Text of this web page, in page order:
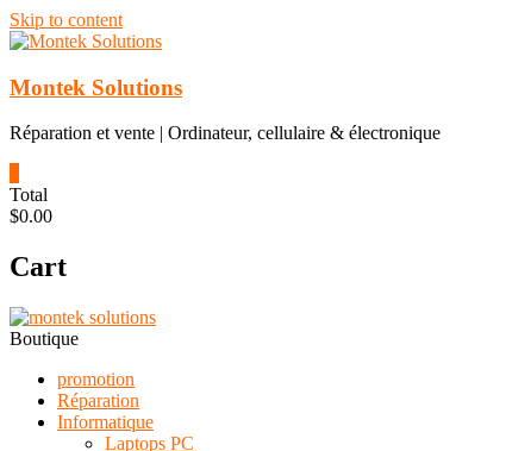
Skip to content
Montek Solutions
Réparation et vente | Ordinateur, cellulaire & électronique
Total
$0.00
Cart
Boutique
promotion
Réparation
Informatique
Laptops PC